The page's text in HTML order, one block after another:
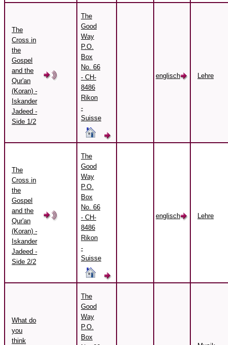
The
Cross in
the
Gospel
and the
Qur'an
(Koran) -
Iskander
Jadeed -
Side 1/2
The
Good
Way
P.O.
Box
No. 66
- CH-
8486
Rikon
-
Suisse
englisch Lehre
The
Cross in
the
Gospel
and the
Qur'an
(Koran) -
Iskander
Jadeed -
Side 2/2
The
Good
Way
P.O.
Box
No. 66
- CH-
8486
Rikon
-
Suisse
englisch Lehre
What do
you
think
The
Good
Way
P.O.
Box